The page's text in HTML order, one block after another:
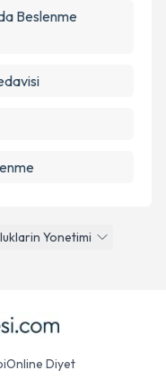
Yonetimi
Beslenme
Online Diyet